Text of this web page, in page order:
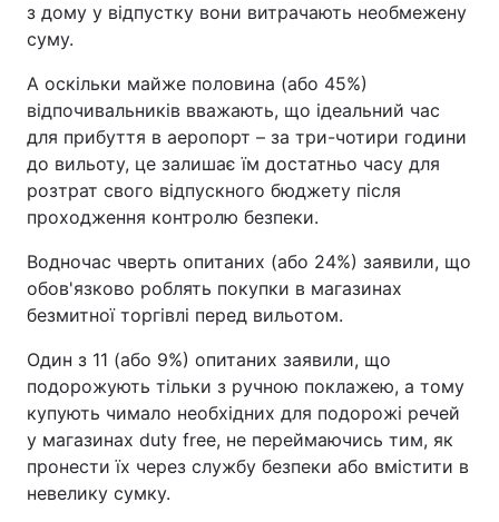
з дому у відпустку вони витрачають необмежену
суму.
А оскільки майже половина (або 45%)
відпочивальників вважають, що ідеальний час
для прибуття в аеропорт – за три-чотири години
до вильоту, це залишає їм достатньо часу для
розтрат свого відпускного бюджету після
проходження контролю безпеки.
Водночас чверть опитаних (або 24%) заявили, що
обов'язково роблять покупки в магазинах
безмитної торгівлі перед вильотом.
Один з 11 (або 9%) опитаних заявили, що
подорожують тільки з ручною поклажею, а тому
купують чимало необхідних для подорожі речей
у магазинах duty free, не переймаючись тим, як
пронести їх через службу безпеки або вмістити в
невелику сумку.